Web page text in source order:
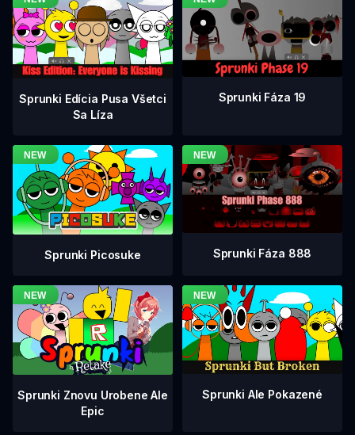
Sprunki Edícia Pusa Všetci
Sa Líza
Sprunki Fáza 19
Sprunki Picosuke Sprunki Fáza 888
Sprunki Znovu Urobene Ale
Epic
Sprunki Ale Pokazené